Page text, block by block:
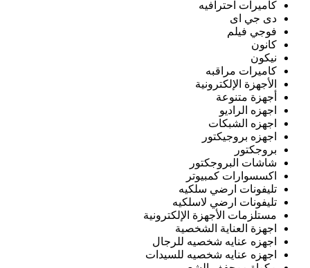
كاميرات احترافيه
دى جي اى
فوجي فيلم
كانون
نيكون
كاميرات مراقبه
الأجهزة الإلكترونية
أجهزة متنوعة
اجهزه الراديو
اجهزه الشبكات
اجهزه بروجيكتور
بروجكتور
شاشات البروجكتور
اكسسوارات كمبيوتر
تليفونات ارضي سلكيه
تليفونات ارضي لاسلكيه
مستلزمات الأجهزة الإلكترونية
اجهزة العناية الشخصية
اجهزه عنايه شخصيه للرجال
اجهزه عنايه شخصيه للسيدات